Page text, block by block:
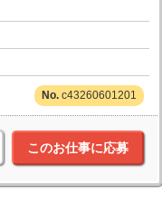
c43260601201
このお仕事に応募